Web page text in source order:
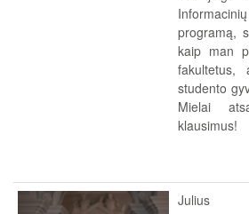
programą,
kaip man
fakultetus,
studento
Mielai
klausimus!
Julius